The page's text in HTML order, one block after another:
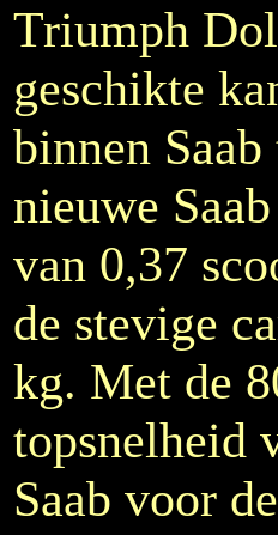
Triumph
geschikte
binnen
nieuwe
van 0,37
de stevige
kg. Met de
topsnelheid
Saab voor